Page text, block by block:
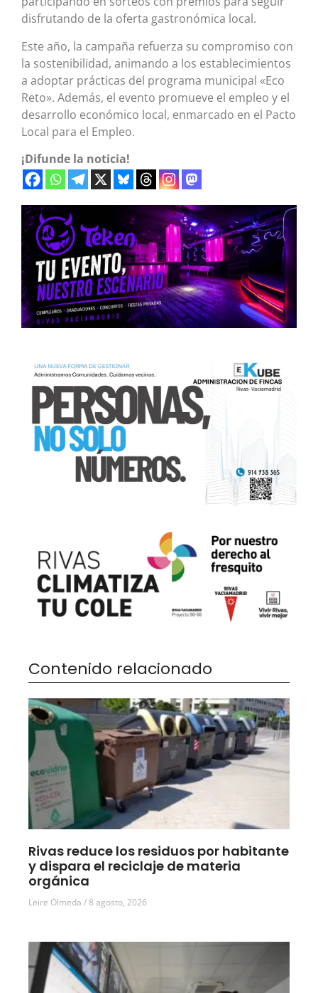
disfrutando de la oferta gastronómica local.
Este año, la campaña refuerza su compromiso con
la sostenibilidad, animando a los establecimientos
a adoptar prácticas del programa municipal «Eco
Reto». Además, el evento promueve el empleo y el
desarrollo económico local, enmarcado en el Pacto
Local para el Empleo.
¡Difunde la noticia!
Contenido relacionado
Rivas reduce los residuos por habitante
y dispara el reciclaje de materia
orgánica
Leire Olmeda 8 agosto, 2026